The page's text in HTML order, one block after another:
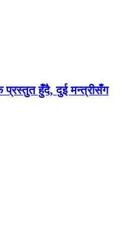
प्रस्तुत हुँदै, दुई मन्त्रीसँग